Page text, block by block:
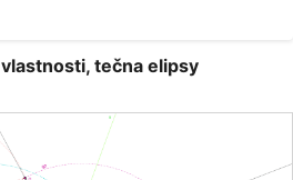
tečna elipsy